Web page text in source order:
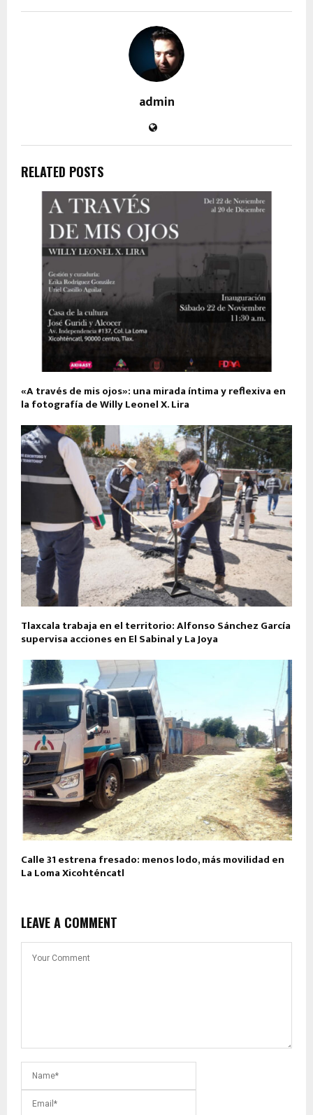
admin
RELATED POSTS
«A través de mis ojos»: una mirada íntima y reflexiva en
la fotografía de Willy Leonel X. Lira
Tlaxcala trabaja en el territorio: Alfonso Sánchez García
supervisa acciones en El Sabinal y La Joya
Calle 31 estrena fresado: menos lodo, más movilidad en
La Loma Xicohténcatl
LEAVE A COMMENT